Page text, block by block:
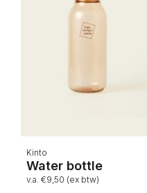
Kinto
Water bottle
v.a. €9,50 (ex btw)